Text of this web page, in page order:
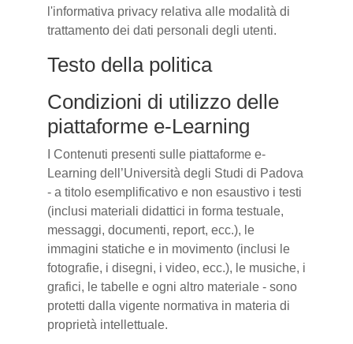
l'informativa privacy relativa alle modalità di
trattamento dei dati personali degli utenti.
Testo della politica
Condizioni di utilizzo delle
piattaforme e-Learning
I Contenuti presenti sulle piattaforme e-
Learning dell’Università degli Studi di Padova
- a titolo esemplificativo e non esaustivo i testi
(inclusi materiali didattici in forma testuale,
messaggi, documenti, report, ecc.), le
immagini statiche e in movimento (inclusi le
fotografie, i disegni, i video, ecc.), le musiche, i
grafici, le tabelle e ogni altro materiale - sono
protetti dalla vigente normativa in materia di
proprietà intellettuale.